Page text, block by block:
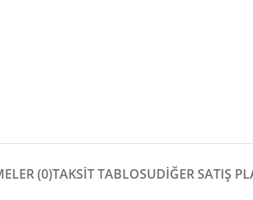
(0)TAKSİT TABLOSUDIĞER SATIŞ